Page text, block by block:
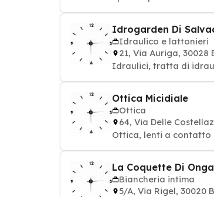
Idrogarden Di
Idraulico e lattonieri
21, Via Auriga, 30028
Idraulici, tratta di
Ottica Micidiale
Ottica
64, Via Delle
Ottica, lenti a
La Coquette Di
Biancheria intima
5/A, Via Rigel, 30020